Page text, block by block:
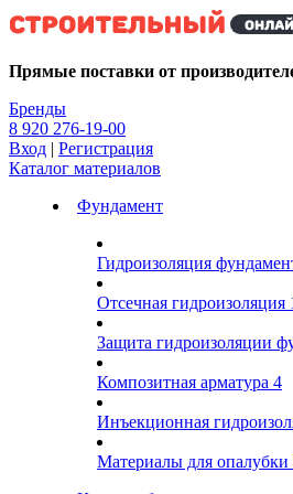
Kg
Прямые поставки от
Бренды
8 920 276-19-00
Вход | Регистрация
Каталог материалов
Фундамент
Гидроизоляция
Отсечная гидроизоляция
Защита гидроизоляции
Композитная арматура 4
Инъекционная
Материалы для опалубки